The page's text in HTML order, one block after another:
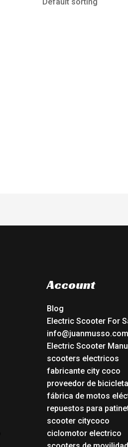
Account
Blog
Electric Scooter For
info@juanmusso.com
Electric Scooter
scooters electricos
fabricante city coco
proveedor de
fábrica de motos
repuestos para
scooter citycoco
ciclomotor electrico